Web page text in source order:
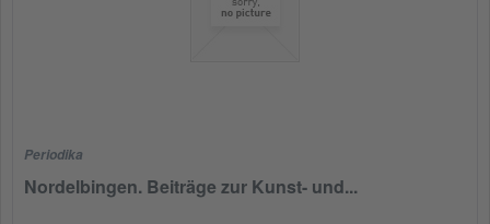
Periodika
Nordelbingen. Beiträge zur Kunst- und...